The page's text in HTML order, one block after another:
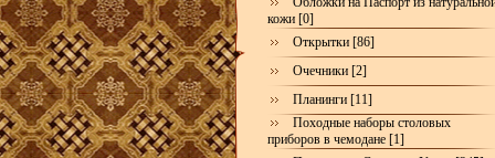
кожи [0]
Открытки [86]
Очечники [2]
Планинги [11]
Походные наборы столовых
приборов в чемодане [1]